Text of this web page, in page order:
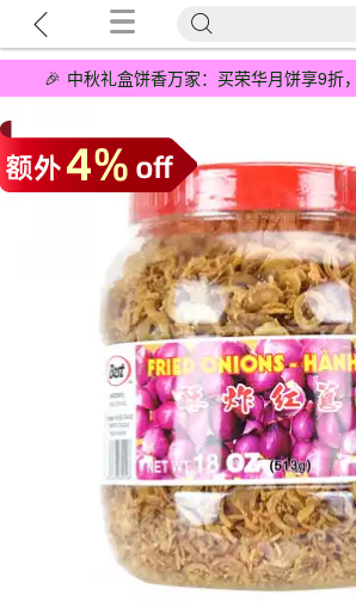
🎉 中秋礼盒饼香万家：买荣华月饼享9折